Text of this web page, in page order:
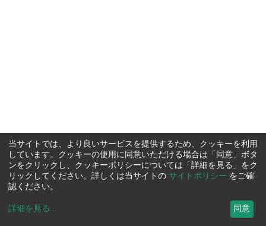
当サイトでは、より良いサービスを提供するため、クッキーを利用
しています。クッキーの使用に同意いただける場合は「同意」ボタ
ンをクリックし、クッキーポリシーについては「詳細を見る」をク
リックしてください。詳しくは当サイトの サイトポリシー をご確
認ください。
詳細を見る ... 同意